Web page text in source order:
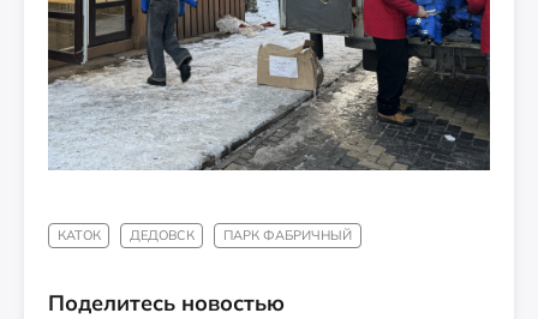
КАТОК ДЕДОВСК ПАРК ФАБРИЧНЫЙ
Поделитесь новостью